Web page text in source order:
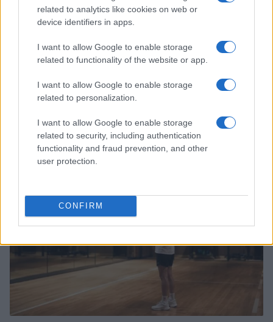
related to analytics like cookies on web or
device identifiers in apps.
I want to allow Google to enable storage
related to functionality of the website or app.
I want to allow Google to enable storage
related to personalization.
I want to allow Google to enable storage
related to security, including authentication
functionality and fraud prevention, and other
user protection.
CONFIRM
Masters 1000 canadese: Shelton supera Brooksby e
avanza al terzo turno
Andrea Conforti · 6 Ago 2026
TENNIS